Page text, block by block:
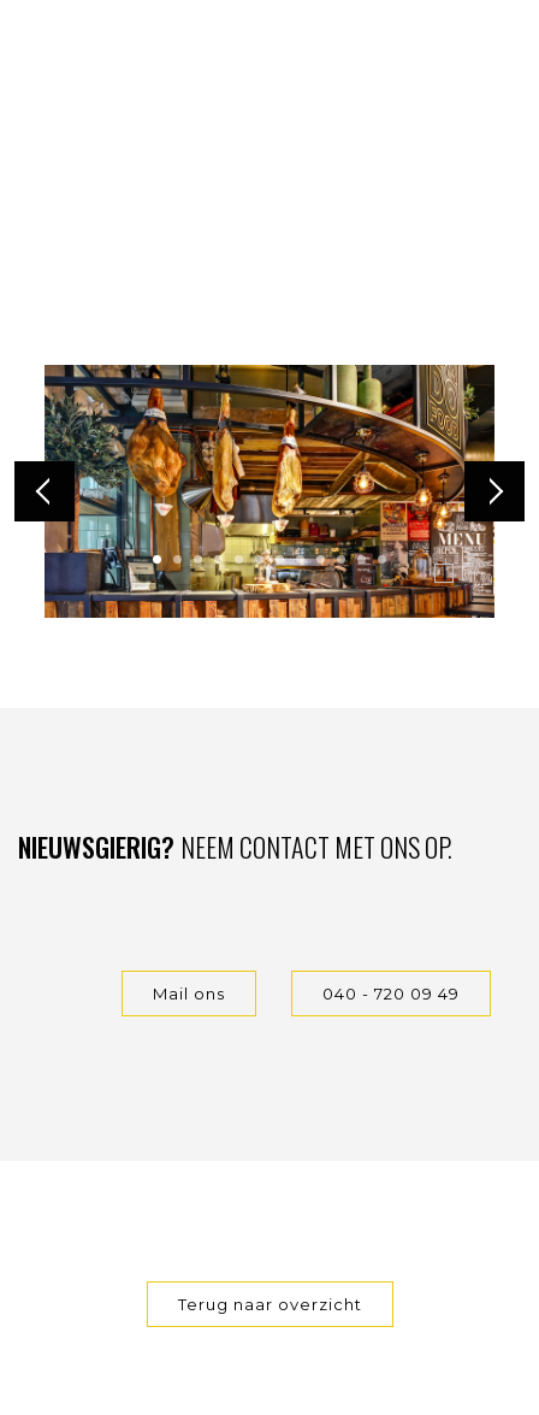
NIEUWSGIERIG? NEEM CONTACT MET ONS OP.
Mail ons 040 - 720 09 49
Terug naar overzicht